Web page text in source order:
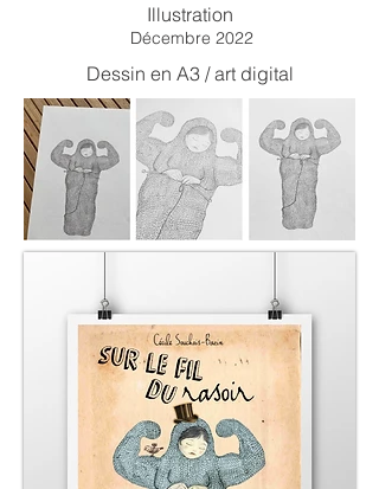
Illustration
Décembre 2022
Dessin en A3 / art digital